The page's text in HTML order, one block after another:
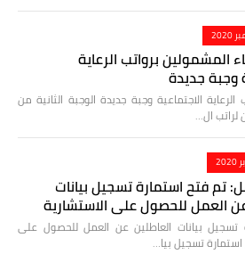
المشمولين برواتب الرعاية
وجبة جديدة
الاجتماعية وجبة جديدة الوجبة الثانية من
لراتب ال…
تم فتح استمارة تسجيل بيانات
العمل للحصول على الاستشارية
تسجيل بيانات العاطلين عن العمل للحصول على
استمارة تسجيل بيا…